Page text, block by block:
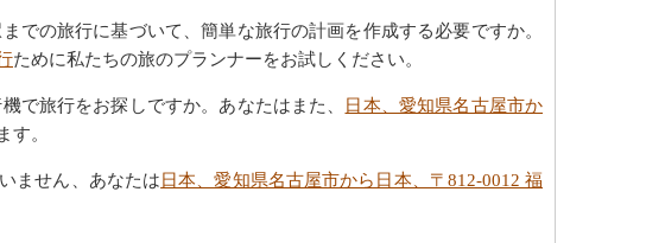
での旅行に基づいて、簡単な旅行の計画を作成する必要ですか。
ために私たちの旅のプランナーをお試しください。
で旅行をお探しですか。あなたはまた、 日本、愛知県名古屋市か
す。
ません、あなたは日本、愛知県名古屋市から日本、〒812-0012 福